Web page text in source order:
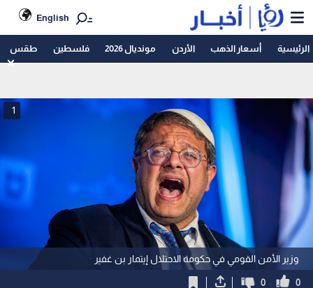
English
الرئيسية أسعار الذهب الأردن مونديال 2026 فلسطين طقس
وزير الأمن القومي في حكومة الاحتلال إيتمار بن غفير
1
0
0